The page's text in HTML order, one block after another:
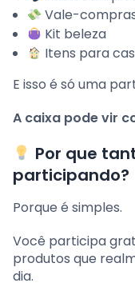
Vale-
Kit beleza
Itens para
E isso é só uma
A caixa pode vir
Por que
participando?
Porque é simples.
Você participa
produtos que
dia.